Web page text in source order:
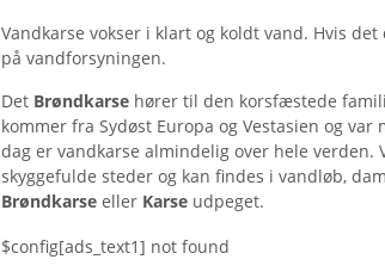
Vandkarse vokser i klart og koldt vand. Hvis
på vandforsyningen.
Det Brøndkarse hører til den korsfæstede
kommer fra Sydøst Europa og Vestasien og
dag er vandkarse almindelig over hele
skyggefulde steder og kan findes i vandløb,
Brøndkarse eller Karse udpeget.
$config[ads_text1] not found